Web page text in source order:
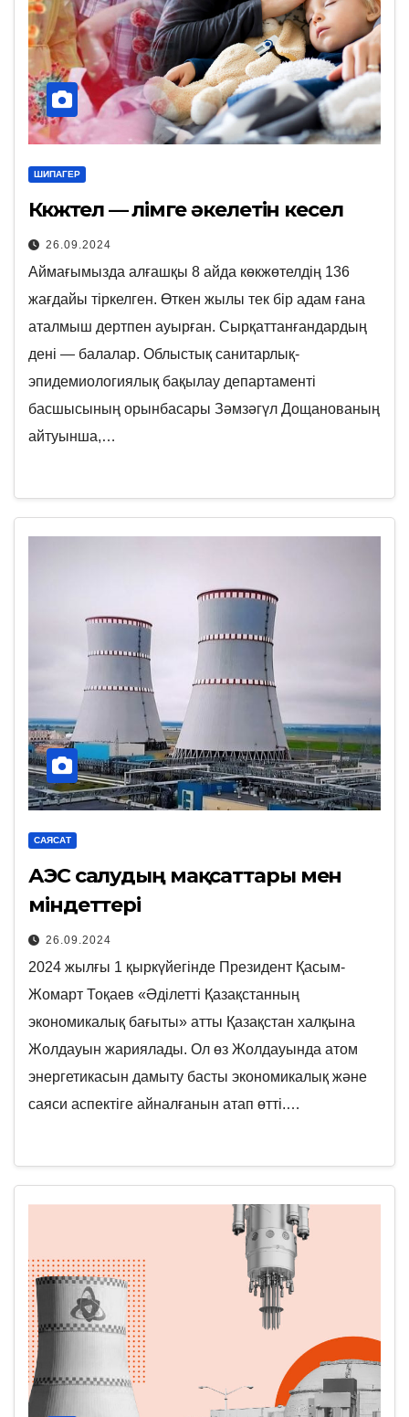
ШИПАГЕР
Көкжөтел — өлімге әкелетін кесел
26.09.2024
Аймағымызда алғашқы 8 айда көкжөтелдің 136
жағдайы тіркелген. Өткен жылы тек бір адам ғана
аталмыш дертпен ауырған. Сырқаттанғандардың
дені — балалар. Облыстық санитарлық-
эпидемиологиялық бақылау департаменті
басшысының орынбасары Зәмзәгүл Дощанованың
айтуынша,…
САЯСАТ
АЭС салудың мақсаттары мен
міндеттері
26.09.2024
2024 жылғы 1 қыркүйегінде Президент Қасым-
Жомарт Тоқаев «Әділетті Қазақстанның
экономикалық бағыты» атты Қазақстан халқына
Жолдауын жариялады. Ол өз Жолдауында атом
энергетикасын дамыту басты экономикалық және
саяси аспектіге айналғанын атап өтті.…